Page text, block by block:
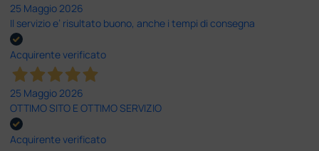
25 Maggio 2026
Il servizio e’ risultato buono, anche i tempi di consegna
Acquirente verificato
25 Maggio 2026
OTTIMO SITO E OTTIMO SERVIZIO
Acquirente verificato